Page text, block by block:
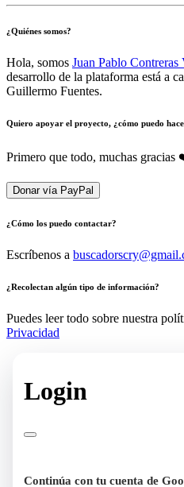
¿Quiénes somos?
Hola, somos Juan Pablo Contreras
desarrollo de la plataforma está a
Guillermo Fuentes.
Quiero apoyar el proyecto, ¿cómo puedo
Primero que todo, muchas gracias
Donar vía PayPal
¿Cómo los puedo contactar?
Escríbenos a
¿Recolectan algún tipo de información?
Puedes leer todo sobre nuestra
Privacidad
Login
Continúa con tu cuenta de